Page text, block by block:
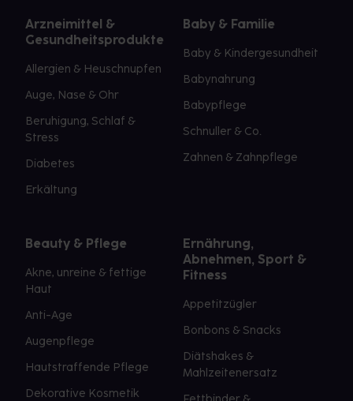
Arzneimittel &
Gesundheitsprodukte
Allergien & Heuschnupfen
Auge, Nase & Ohr
Beruhigung, Schlaf &
Stress
Diabetes
Erkältung
Baby & Familie
Baby & Kindergesundheit
Babynahrung
Babypflege
Schnuller & Co.
Zahnen & Zahnpflege
Beauty & Pflege
Akne, unreine & fettige
Haut
Anti-Age
Augenpflege
Hautstraffende Pflege
Dekorative Kosmetik
Ernährung,
Abnehmen, Sport &
Fitness
Appetitzügler
Bonbons & Snacks
Diätshakes &
Mahlzeitenersatz